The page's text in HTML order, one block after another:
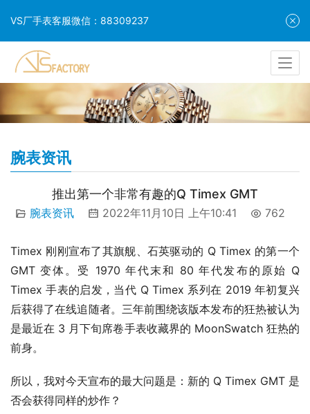
腕表资讯
推出第一个非常有趣的Q Timex GMT
腕表资讯 2022年11月10日 上午10:41 762
Timex 刚刚宣布了其旗舰、石英驱动的 Q Timex 的第一个
GMT 变体。受 1970 年代末和 80 年代发布的原始 Q
Timex 手表的启发，当代 Q Timex 系列在 2019 年初复兴
后获得了在线追随者。三年前围绕该版本发布的狂热被认为
是最近在 3 月下旬席卷手表收藏界的 MoonSwatch 狂热的
前身。
所以，我对今天宣布的最大问题是：新的 Q Timex GMT 是
否会获得同样的炒作？
VS厂手表客服微信：88309237